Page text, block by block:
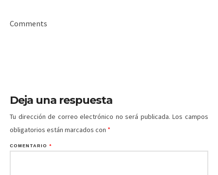
Comments
Deja una respuesta
Tu dirección de correo electrónico no será publicada. Los campos
obligatorios están marcados con *
COMENTARIO *